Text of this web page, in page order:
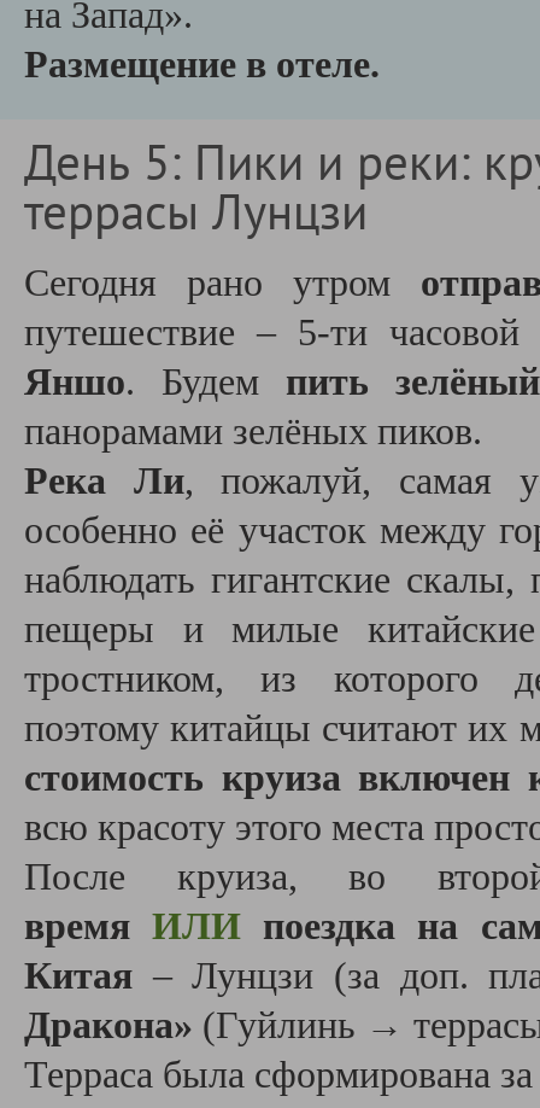
на Запад».
Размещение в отеле.
День 5: Пики и реки:
террасы Лунцзи
Сегодня рано утром
путешествие – 5-ти
Яншо. Будем пить
панорамами зелёных пиков.
Река Ли, пожалуй, самая
особенно её участок между
наблюдать гигантские
пещеры и милые
тростником, из которого
поэтому китайцы считают их
стоимость круиза включен
всю красоту этого места
После круиза, во
время ИЛИ поездка на
Китая– Лунцзи (за доп.
Дракона» (Гуйлинь →
Терраса была сформирована за